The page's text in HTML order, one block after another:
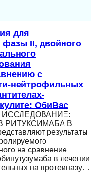
для
фазы II, двойного
с
нейтрофильных
ОбиВас
РИТУКСИМАБА В
результаты
на сравнение
в лечении
на протеиназу…